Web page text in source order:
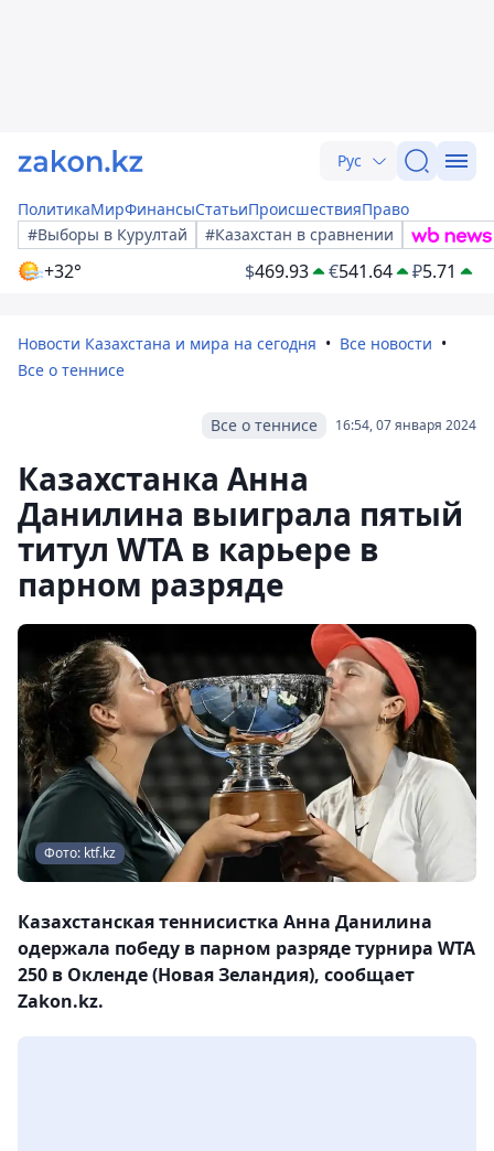
Рус
ПолитикаМирФинансыСтатьиПроисшествияПраво
#Выборы в Курултай
#Казахстан в сравнении
+32° $469.93 €541.64 ₽5.71
Новости Казахстана и мира на сегодня
Все новости
Все о теннисе
16:54, 07 января 2024
Все о теннисе
Казахстанка Анна
Данилина выиграла пятый
титул WTA в карьере в
парном разряде
Фото: ktf.kz
Казахстанская теннисистка Анна Данилина
одержала победу в парном разряде турнира WTA
250 в Окленде (Новая Зеландия), сообщает
Zakon.kz.